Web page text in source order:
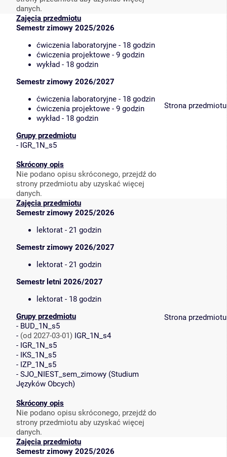
danych.
Zajęcia przedmiotu
Semestr zimowy 2025/2026
ćwiczenia laboratoryjne - 18 godzin
ćwiczenia projektowe - 9 godzin
wykład - 18 godzin
Semestr zimowy 2026/2027
ćwiczenia laboratoryjne - 18 godzin
ćwiczenia projektowe - 9 godzin
wykład - 18 godzin
Grupy przedmiotu
- IGR_1N_s5
Skrócony opis
Nie podano opisu skróconego, przejdź do
strony przedmiotu aby uzyskać więcej
danych.
Strona przedmiotu
Zajęcia przedmiotu
Semestr zimowy 2025/2026
lektorat - 21 godzin
Semestr zimowy 2026/2027
lektorat - 21 godzin
Semestr letni 2026/2027
lektorat - 18 godzin
Grupy przedmiotu
- BUD_1N_s5
- (od 2027-03-01) IGR_1N_s4
- IGR_1N_s5
- IKS_1N_s5
- IZP_1N_s5
- SJO_NIEST_sem_zimowy (Studium
Języków Obcych)
Skrócony opis
Nie podano opisu skróconego, przejdź do
strony przedmiotu aby uzyskać więcej
danych.
Strona przedmiotu
Zajęcia przedmiotu
Semestr zimowy 2025/2026